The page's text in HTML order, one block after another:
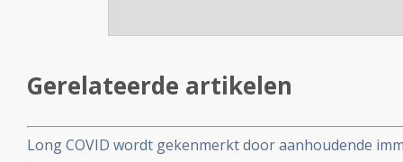
Gerelateerde artikelen
Long COVID wordt gekenmerkt door aanhoudende